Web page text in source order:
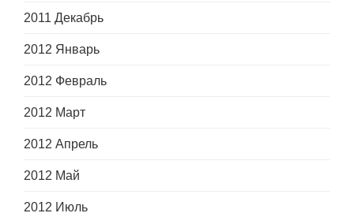
2011 Декабрь
2012 Январь
2012 Февраль
2012 Март
2012 Апрель
2012 Май
2012 Июль